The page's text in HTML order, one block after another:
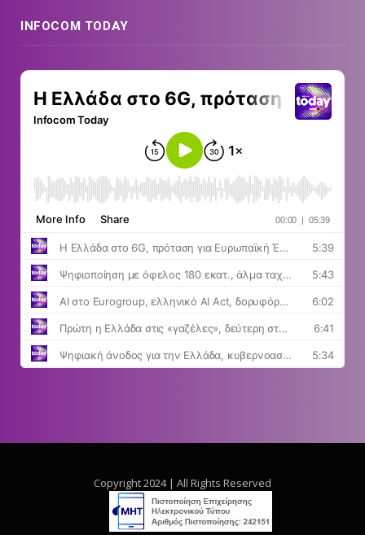
INFOCOM TODAY
Copyright 2024 | All Rights Reserved